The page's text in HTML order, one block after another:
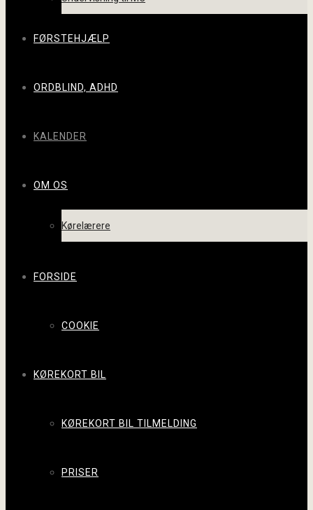
FØRSTEHJÆLP
ORDBLIND, ADHD
KALENDER
OM OS
Kørelærere
FORSIDE
COOKIE
KØREKORT BIL
KØREKORT BIL TILMELDING
PRISER